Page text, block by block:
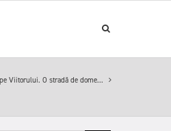
Viitorului. O stradă de dome...